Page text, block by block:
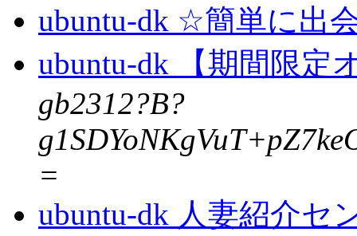
ubuntu-dk ☆簡単に出
ubuntu-dk 【期間限定
gb2312?B?
=
ubuntu-dk 人妻紹介セ